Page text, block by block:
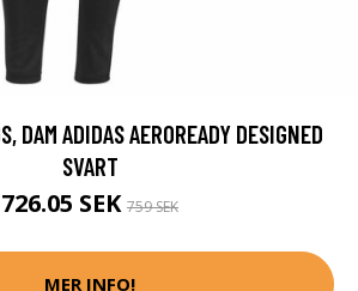
DAM ADIDAS AEROREADY DESIGNED
SVART
726.05 SEK 759 SEK
MER INFO!